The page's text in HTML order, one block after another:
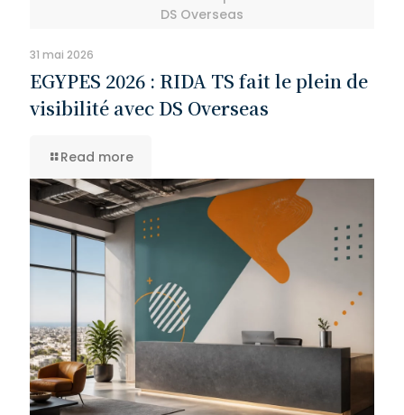
DS Overseas
31 mai 2026
EGYPES 2026 : RIDA TS fait le plein de
visibilité avec DS Overseas
Read more